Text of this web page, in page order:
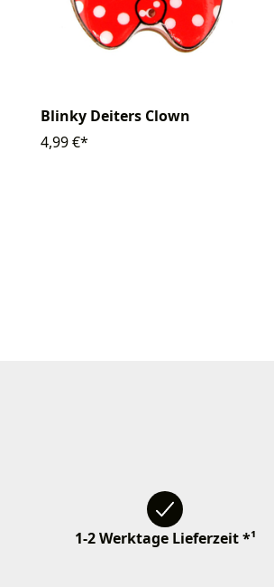
Blinky Deiters Clown
4,99 €*
1-2 Werktage Lieferzeit *¹